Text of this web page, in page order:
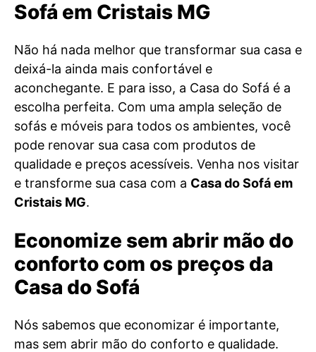
Sofá em Cristais MG
Não há nada melhor que transformar sua casa e
deixá-la ainda mais confortável e
aconchegante. E para isso, a Casa do Sofá é a
escolha perfeita. Com uma ampla seleção de
sofás e móveis para todos os ambientes, você
pode renovar sua casa com produtos de
qualidade e preços acessíveis. Venha nos visitar
e transforme sua casa com a Casa do Sofá em
Cristais MG.
Economize sem abrir mão do
conforto com os preços da
Casa do Sofá
Nós sabemos que economizar é importante,
mas sem abrir mão do conforto e qualidade.